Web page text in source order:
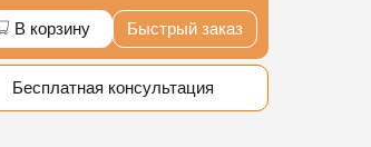
В корзину Быстрый заказ
Бесплатная консультация